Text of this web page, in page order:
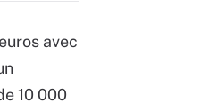
avec
10 000